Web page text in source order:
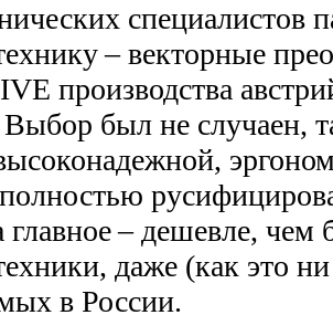
специалистов
– векторные
производства
был не случаен,
главное – дешевле, чем
даже (как это
в России.